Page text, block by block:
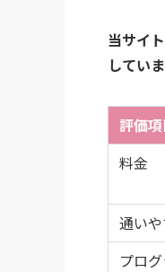
当サイ
していま
評価項
料金
通い
プロ